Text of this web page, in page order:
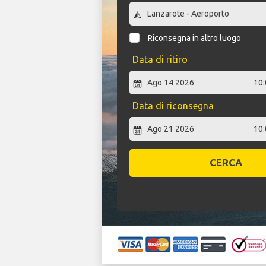
Riconsegna in altro luogo
Data di ritiro
Data di riconsegna
CERCA